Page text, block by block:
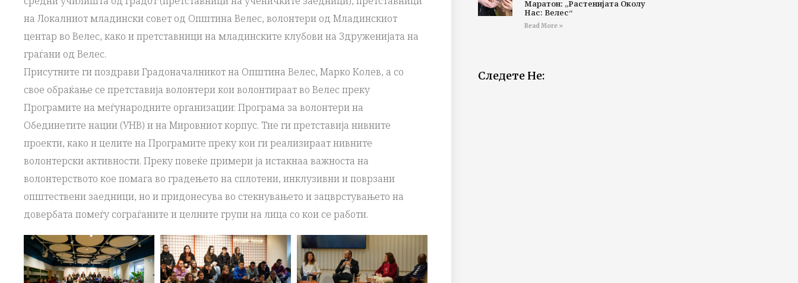
на Локалниот младински совет од Општина Велес, волонтери од Младинскиот
центар во Велес, како и претставници на младинските клубови на Здруженијата на
граѓани од Велес.
Присутните ги поздрави Градоначалникот на Општина Велес, Марко Колев, а со
свое обраќање се претставија волонтери кои волонтираат во Велес преку
Програмите на меѓународните организации: Програма за волонтери на
Обединетите нации (УНВ) и на Мировниот корпус. Тие ги претставија нивните
проекти, како и целите на Програмите преку кои ги реализираат нивните
волонтерски активности. Преку повеќе примери ја истакнаа важноста на
волонтерството кое помага во градењето на сплотени, инклузивни и поврзани
општествени заедници, но и придонесува во стекнувањето и зацврстувањето на
довербата помеѓу сограѓаните и целните групи на лица со кои се работи.
Маратон: „Растенијата Околу
Нас: Велес“
Read More »
Следете Не: